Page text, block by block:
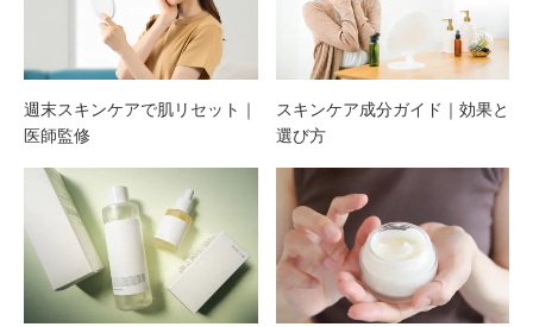
因？
シン
ンケ
アの
ため
の応
クニ
ック
週末スキンケアで肌リセット｜
医師監修
スキンケア成分ガイド｜効果と
選び方